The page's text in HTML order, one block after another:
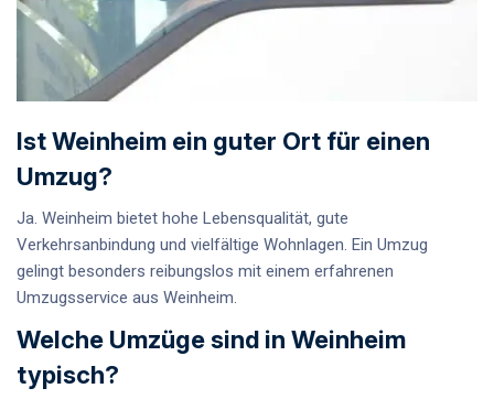
Ist Weinheim ein guter Ort für einen
Umzug?
Ja. Weinheim bietet hohe Lebensqualität, gute
Verkehrsanbindung und vielfältige Wohnlagen. Ein Umzug
gelingt besonders reibungslos mit einem erfahrenen
Umzugsservice aus Weinheim.
Welche Umzüge sind in Weinheim
typisch?